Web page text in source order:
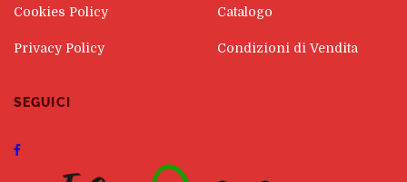
Cookies Policy
Privacy Policy
Catalogo
Condizioni di Vendita
SEGUICI